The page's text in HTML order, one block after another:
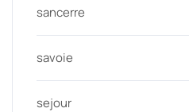
sancerre
savoie
sejour